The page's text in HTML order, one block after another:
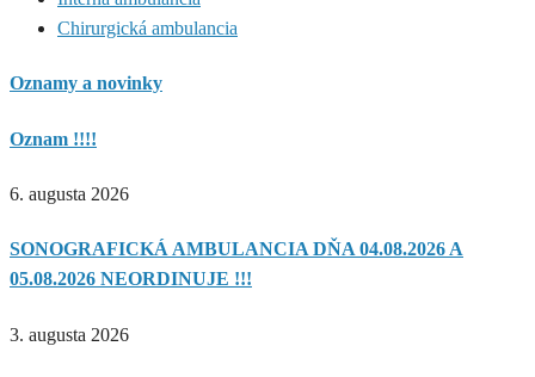
Chirurgická ambulancia
Oznamy a novinky
Oznam !!!!
6. augusta 2026
SONOGRAFICKÁ AMBULANCIA DŇA 04.08.2026 A
05.08.2026 NEORDINUJE !!!
3. augusta 2026